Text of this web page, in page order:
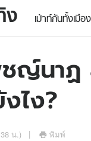
ง เม้าท์กันทั้งเมือง
ญ์นาฏ
ไง?
น.) พิมพ์